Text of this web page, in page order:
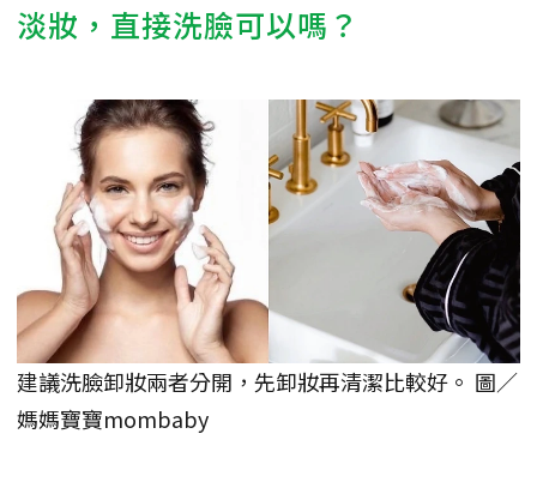
淡妝，直接洗臉可以嗎？
建議洗臉卸妝兩者分開，先卸妝再清潔比較好。 圖／
媽媽寶寶mombaby